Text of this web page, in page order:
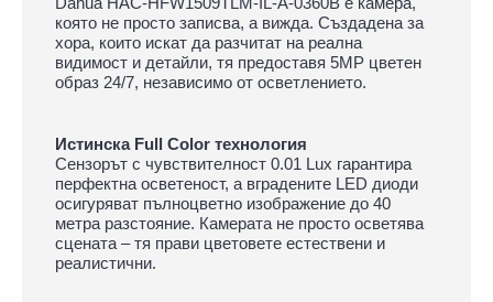
която не просто записва, а вижда. Създадена за
хора, които искат да разчитат на реална
видимост и детайли, тя предоставя 5MP цветен
образ 24/7, независимо от осветлението.
Истинска Full Color технология
Сензорът с чувствителност 0.01 Lux гарантира
перфектна осветеност, а вградените LED диоди
осигуряват пълноцветно изображение до 40
метра разстояние. Камерата не просто осветява
сцената – тя прави цветовете естествени и
реалистични.